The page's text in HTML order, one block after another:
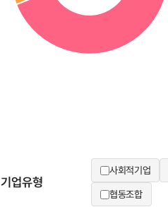
기업유형
사회적기업
협동조합